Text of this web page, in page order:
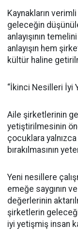
Kaynakların
geleceğin
anlayışının
anlayışın hem
kültür haline
“İkinci Nesilleri İyi
Aile şirketlerinin
yetiştirilmesinin
çocuklara
bırakılmasının
Yeni nesillere
emeğe saygının
değerlerinin
şirketlerin
iyi yetişmiş insan